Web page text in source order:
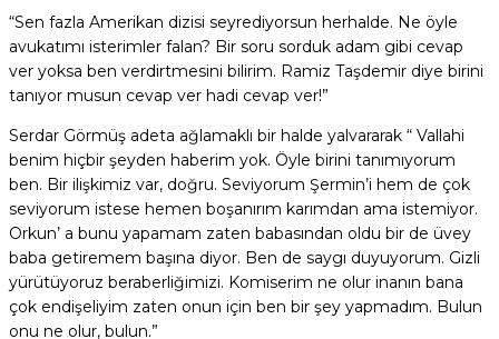
“Sen fazla Amerikan dizisi seyrediyorsun herhalde. Ne öyle
avukatımı isterimler falan? Bir soru sorduk adam gibi cevap
ver yoksa ben verdirtmesini bilirim. Ramiz Taşdemir diye birini
tanıyor musun cevap ver hadi cevap ver!”
Serdar Görmüş adeta ağlamaklı bir halde yalvararak “ Vallahi
benim hiçbir şeyden haberim yok. Öyle birini tanımıyorum
ben. Bir ilişkimiz var, doğru. Seviyorum Şermin’i hem de çok
seviyorum istese hemen boşanırım karımdan ama istemiyor.
Orkun’ a bunu yapamam zaten babasından oldu bir de üvey
baba getiremem başına diyor. Ben de saygı duyuyorum. Gizli
yürütüyoruz beraberliğimizi. Komiserim ne olur inanın bana
çok endişeliyim zaten onun için ben bir şey yapmadım. Bulun
onu ne olur, bulun.”